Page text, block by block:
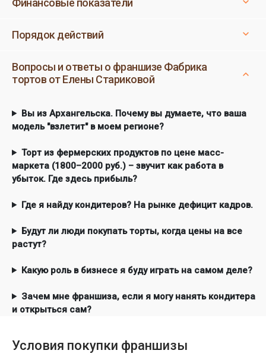
Финансовые показатели
Порядок действий
Вопросы и ответы о франшизе Фабрика
тортов от Елены Стариковой
Вы из Архангельска. Почему вы думаете, что ваша
модель "взлетит" в моем регионе?
Торт из фермерских продуктов по цене масс-
маркета (1800–2000 руб.) – звучит как работа в
убыток. Где здесь прибыль?
Где я найду кондитеров? На рынке дефицит кадров.
Будут ли люди покупать торты, когда цены на все
растут?
Какую роль в бизнесе я буду играть на самом деле?
Зачем мне франшиза, если я могу нанять кондитера
и открыться сам?
Условия покупки франшизы